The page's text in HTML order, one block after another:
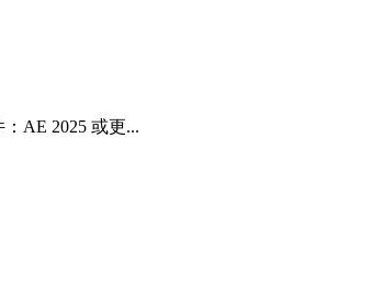
AE 2025 或更...